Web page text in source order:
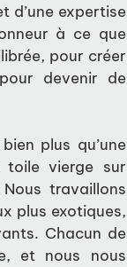
d’une expertise
à ce que
pour créer
devenir de
plus qu’une
toile vierge sur
travaillons
plus exotiques,
Chacun de
et nous nous